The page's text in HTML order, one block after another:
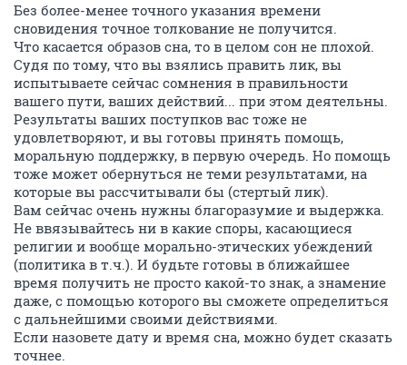
Без более-менее точного указания времени
сновидения точное толкование не получится.
Что касается образов сна, то в целом сон не плохой.
Судя по тому, что вы взялись править лик, вы
испытываете сейчас сомнения в правильности
вашего пути, ваших действий... при этом деятельны.
Результаты ваших поступков вас тоже не
удовлетворяют, и вы готовы принять помощь,
моральную поддержку, в первую очередь. Но помощь
тоже может обернуться не теми результатами, на
которые вы рассчитывали бы (стертый лик).
Вам сейчас очень нужны благоразумие и выдержка.
Не ввязывайтесь ни в какие споры, касающиеся
религии и вообще морально-этических убеждений
(политика в т.ч.). И будьте готовы в ближайшее
время получить не просто какой-то знак, а знамение
даже, с помощью которого вы сможете определиться
с дальнейшими своими действиями.
Если назовете дату и время сна, можно будет сказать
точнее.